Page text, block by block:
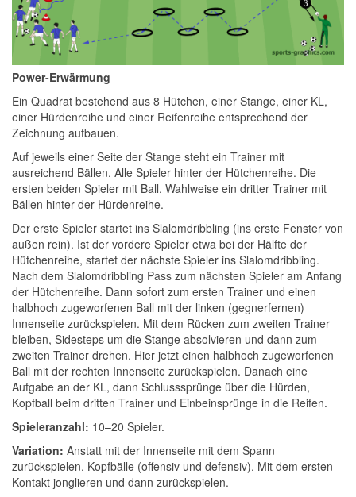
Power-Erwärmung
Ein Quadrat bestehend aus 8 Hütchen, einer Stange, einer KL,
einer Hürdenreihe und einer Reifenreihe entsprechend der
Zeichnung aufbauen.
Auf jeweils einer Seite der Stange steht ein Trainer mit
ausreichend Bällen. Alle Spieler hinter der Hütchenreihe. Die
ersten beiden Spieler mit Ball. Wahlweise ein dritter Trainer mit
Bällen hinter der Hürdenreihe.
Der erste Spieler startet ins Slalomdribbling (ins erste Fenster von
außen rein). Ist der vordere Spieler etwa bei der Hälfte der
Hütchenreihe, startet der nächste Spieler ins Slalomdribbling.
Nach dem Slalomdribbling Pass zum nächsten Spieler am Anfang
der Hütchenreihe. Dann sofort zum ersten Trainer und einen
halbhoch zugeworfenen Ball mit der linken (gegnerfernen)
Innenseite zurückspielen. Mit dem Rücken zum zweiten Trainer
bleiben, Sidesteps um die Stange absolvieren und dann zum
zweiten Trainer drehen. Hier jetzt einen halbhoch zugeworfenen
Ball mit der rechten Innenseite zurückspielen. Danach eine
Aufgabe an der KL, dann Schlusssprünge über die Hürden,
Kopfball beim dritten Trainer und Einbeinsprünge in die Reifen.
Spieleranzahl: 10–20 Spieler.
Variation: Anstatt mit der Innenseite mit dem Spann
zurückspielen. Kopfbälle (offensiv und defensiv). Mit dem ersten
Kontakt jonglieren und dann zurückspielen.